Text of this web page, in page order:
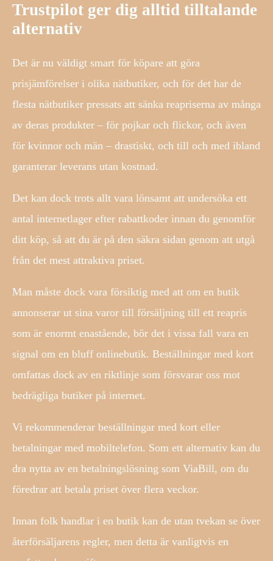
Trustpilot ger dig alltid tilltalande
alternativ
Det är nu väldigt smart för köpare att göra
prisjämförelser i olika nätbutiker, och för det har de
flesta nätbutiker pressats att sänka reapriserna av många
av deras produkter – för pojkar och flickor, och även
för kvinnor och män – drastiskt, och till och med ibland
garanterar leverans utan kostnad.
Det kan dock trots allt vara lönsamt att undersöka ett
antal internetlager efter rabattkoder innan du genomför
ditt köp, så att du är på den säkra sidan genom att utgå
från det mest attraktiva priset.
Man måste dock vara försiktig med att om en butik
annonserar ut sina varor till försäljning till ett reapris
som är enormt enastående, bör det i vissa fall vara en
signal om en bluff onlinebutik. Beställningar med kort
omfattas dock av en riktlinje som försvarar oss mot
bedrägliga butiker på internet.
Vi rekommenderar beställningar med kort eller
betalningar med mobiltelefon. Som ett alternativ kan du
dra nytta av en betalningslösning som ViaBill, om du
föredrar att betala priset över flera veckor.
Innan folk handlar i en butik kan de utan tvekan se över
återförsäljarens regler, men detta är vanligtvis en